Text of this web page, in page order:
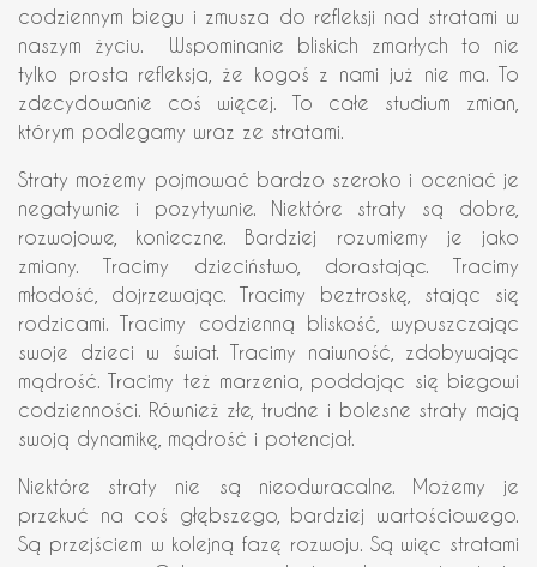
codziennym biegu i zmusza do refleksji nad stratami w
naszym życiu. Wspominanie bliskich zmarłych to nie
tylko prosta refleksja, że kogoś z nami już nie ma. To
zdecydowanie coś więcej. To całe studium zmian,
którym podlegamy wraz ze stratami.
Straty możemy pojmować bardzo szeroko i oceniać je
negatywnie i pozytywnie. Niektóre straty są dobre,
rozwojowe, konieczne. Bardziej rozumiemy je jako
zmiany. Tracimy dzieciństwo, dorastając. Tracimy
młodość, dojrzewając. Tracimy beztroskę, stając się
rodzicami. Tracimy codzienną bliskość, wypuszczając
swoje dzieci w świat. Tracimy naiwność, zdobywając
mądrość. Tracimy też marzenia, poddając się biegowi
codzienności. Również złe, trudne i bolesne straty mają
swoją dynamikę, mądrość i potencjał.
Niektóre straty nie są nieodwracalne. Możemy je
przekuć na coś głębszego, bardziej wartościowego.
Są przejściem w kolejną fazę rozwoju. Są więc stratami